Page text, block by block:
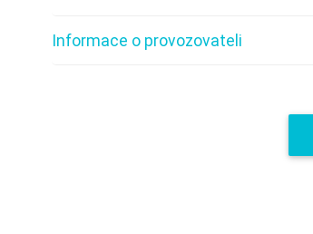
Informace o provozovateli